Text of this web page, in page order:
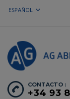
ESPAÑOL
CONTACTO :
+34 93